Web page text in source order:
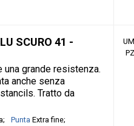
SCURO 41 -
grande resistenza.
anche senza
Tratto da
Punta Extra fine
PZ